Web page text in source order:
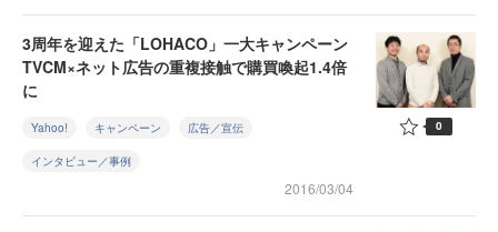
3周年を迎えた「LOHACO」一大キャンペーン
TVCM×ネット広告の重複接触で購買喚起1.4倍
に
Yahoo! キャンペーン 広告／宣伝
インタビュー／事例
2016/03/04
0